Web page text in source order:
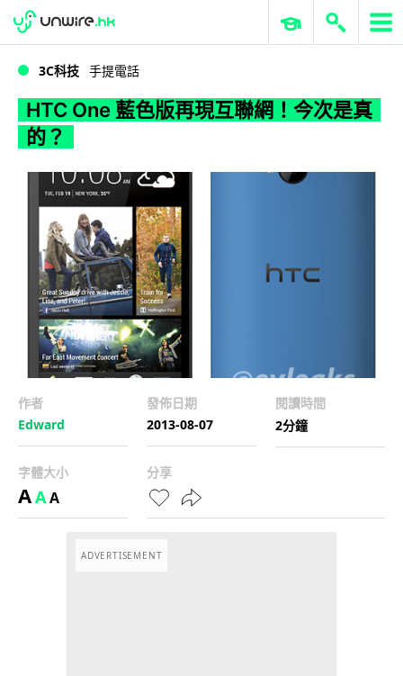
HTC One 藍色版再現互聯網！今次是真的？
WWDC 2026 ERP 與商業 AI
3C科技 手提電話
HTC One 藍色版再現互聯網！今次是真
的？
作者
Edward
發佈日期
2013-08-07
閱讀時間
2分鐘
字體大小
AAA
分享
ADVERTISEMENT